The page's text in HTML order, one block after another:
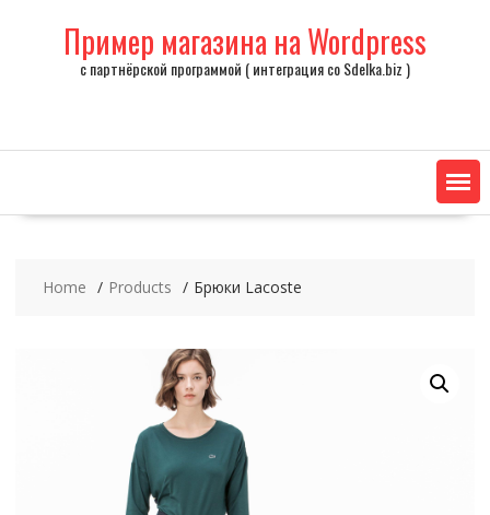
Пример магазина на Wordpress
с партнёрской программой ( интеграция со Sdelka.biz )
Home Products Брюки Lacoste